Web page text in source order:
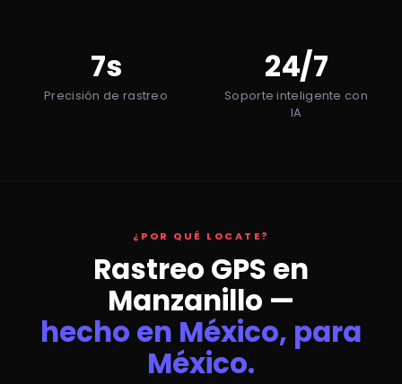
7s
Precisión de rastreo
24/7
Soporte inteligente con
IA
¿POR QUÉ LOCATE?
Rastreo GPS en
Manzanillo —
hecho en México, para
México.